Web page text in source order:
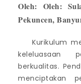
Oleh: Oleh:
Pekuncen,
Kurikulum
keleluasaan
berkualitas.
menciptakan